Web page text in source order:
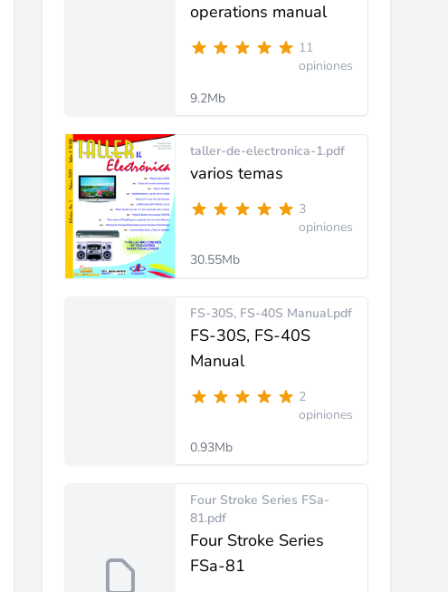
operations manual
11
opiniones
9.2Mb
taller-de-electronica-1.pdf
varios temas
3
opiniones
30.55Mb
FS-30S, FS-40S Manual.pdf
FS-30S, FS-40S
Manual
2
opiniones
0.93Mb
Four Stroke Series FSa-
81.pdf
Four Stroke Series
FSa-81